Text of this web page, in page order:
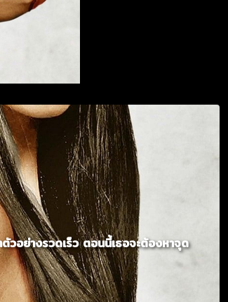
วอย่างรวดเร็ว ตอนนี้เธอจะต้องหาจุด